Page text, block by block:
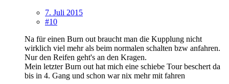
7. Juli 2015
#10
Na für einen Burn out braucht man die Kupplung nicht
wirklich viel mehr als beim normalen schalten bzw anfahren.
Nur den Reifen geht's an den Kragen.
Mein letzter Burn out hat mich eine schiebe Tour beschert da
bis in 4. Gang und schon war nix mehr mit fahren